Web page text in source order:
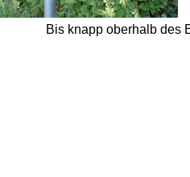
Bis knapp oberhalb des